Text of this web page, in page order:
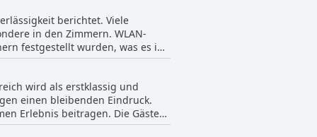
Tag über, die Gäste können
und die aufrichtige
äußerst positiv. Das Team, das
und zu unterstützen,
berichtet. Viele
in den Zimmern. WLAN-
festgestellt wurden, was es in
WLAN attraktiv ist, erfüllt
wird als erstklassig und
einen bleibenden Eindruck.
Erlebnis beitragen. Die Gäste
Annehmlichkeiten hervor. Die